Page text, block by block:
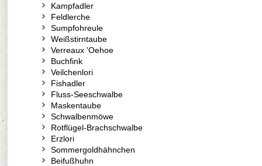
Kampfadler
Feldlerche
Sumpfohreule
Weißstirntaube
Verreaux 'Oehoe
Buchfink
Veilchenlori
Fishadler
Fluss-Seeschwalbe
Maskentaube
Schwalbenmöwe
Rotflügel-Brachschwalbe
Erzlori
Sommergoldhähnchen
Beifußhuhn